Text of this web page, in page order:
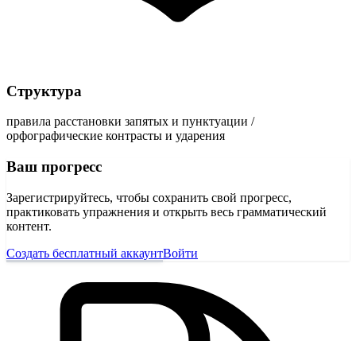
Структура
правила расстановки запятых и пунктуации /
орфографические контрасты и ударения
Ваш прогресс
Зарегистрируйтесь, чтобы сохранить свой прогресс,
практиковать упражнения и открыть весь грамматический
контент.
Создать бесплатный аккаунтВойти